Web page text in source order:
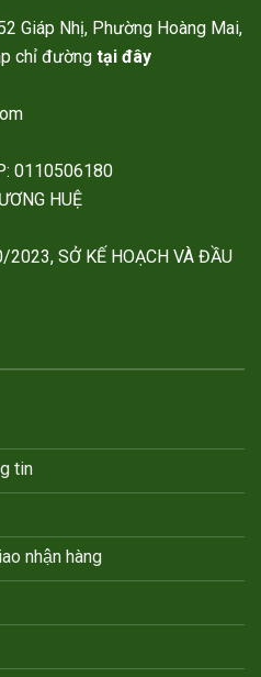
Giáp Nhị, Phường Hoàng Mai,
chỉ đường tại đây
0110506180
HUỆ
SỞ KẾ HOẠCH VÀ ĐẦU
tin
nhận hàng